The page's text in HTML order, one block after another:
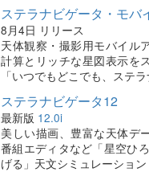
ステラナビゲータ・モバ
8月4日 リリース
天体観察・撮影用モバイル
計算とリッチな星図表示を
「いつでもどこでも、ステラ
ステラナビゲータ12
最新版 12.0i
美しい描画、豊富な天体デ
番組エディタなど「星空ひ
げる」天文シミュレーション